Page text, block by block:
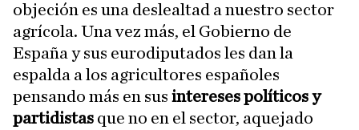
objeción es una deslealtad a nuestro sector
agrícola. Una vez más, el Gobierno de
España y sus eurodiputados les dan la
espalda a los agricultores españoles
pensando más en sus intereses políticos y
partidistas que no en el sector, aquejado